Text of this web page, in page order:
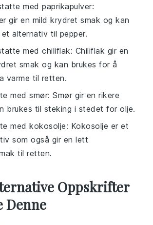
medpaprikapulver:
gir en mild krydret smak og kan
alternativ til pepper.
medchiliflak: Chiliflak gir en
smak og kan brukes for å
varme til retten.
medsmør: Smør gir en rikere
brukes til steking i stedet for olje.
medkokosolje: Kokosolje er et
som også gir en lett
til retten.
Oppskrifter
Denne